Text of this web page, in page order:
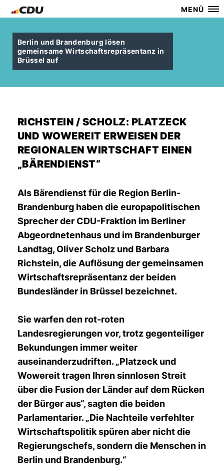
MENÜ
Berlin und Brandenburg lösen
gemeinsame Wirtschaftsrepräsentanz in
Brüssel auf
RICHSTEIN / SCHOLZ: PLATZECK
UND WOWEREIT ERWEISEN DER
REGIONALEN WIRTSCHAFT EINEN
BÄRENDIENST“
Als Bärendienst für die Region Berlin-
Brandenburg haben die europapolitischen
Sprecher der CDU-Fraktion im Berliner
Abgeordnetenhaus und im Brandenburger
Landtag, Oliver Scholz und Barbara
Richstein, die Auflösung der gemeinsamen
Wirtschaftsrepräsentanz der beiden
Bundesländer in Brüssel bezeichnet.
Sie warfen den rot-roten
Landesregierungen vor, trotz gegenteiliger
Bekundungen immer weiter
auseinanderzudriften. „Platzeck und
Wowereit tragen Ihren sinnlosen Streit
über die Fusion der Länder auf dem Rücken
der Bürger aus“, sagten die beiden
Parlamentarier. „Die Nachteile verfehlter
Wirtschaftspolitik spüren aber nicht die
Regierungschefs, sondern die Menschen in
Berlin und Brandenburg.“